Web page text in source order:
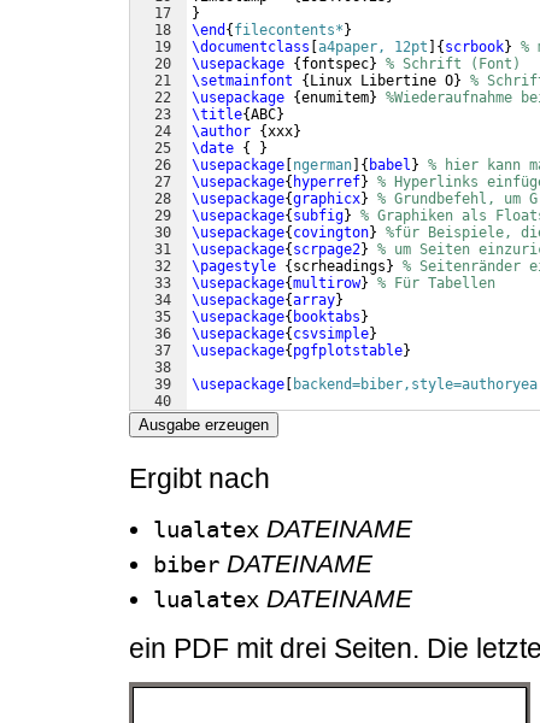
17
18
19
20
21
22
23
24
25
26
27
28
29
30
31
32
33
34
35
36
37
38
39
40
41
}
\end { filecontents* }
\documentclass a4paper, 12pt { scrbook}
\usepackage { fontspec} % Schrift (Font)
\setmainfont
{ Linux Libertine O} %
\usepackage {enumitem} %Wiederaufnahme
\title{ABC}
\author {xxx}
\date {
}
\usepackage ngerman { babel } % hier kann
\usepackage{ hyperref} % Hyperlinks
\usepackage{graphicx} % Grundbefehl, um
\usepackage{ subfig} % Graphiken als
\usepackage{ covington} %für Beispiele,
\usepackage{ scrpage2} % um Seiten
\pagestyle { scrheadings } % Seitenränder
\usepackage{multirow} % Für Tabellen
\usepackage{array}
\usepackage{ booktabs }
\usepackage{ csvsimple}
\usepackage{ pgfplotstable}
\usepackage
\usepackage
Ausgabe erzeugen
Ergibt nach
lualatex DATEINAME
biber DATEINAME
lualatex DATEINAME
ein PDF mit drei Seiten. Die